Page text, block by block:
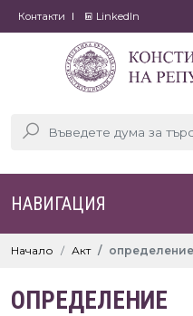
Контакти LinkedIn
НАВИГАЦИЯ
Начало Акт определение
ОПРЕДЕЛЕНИЕ